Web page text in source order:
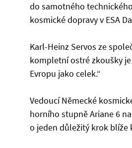
do samotného
kosmické dopravy v ESA
Karl-Heinz Servos ze
kompletní ostré zkoušky
Evropu jako celek.“
Vedoucí Německé
horního stupně Ariane 6
o jeden důležitý krok blíže